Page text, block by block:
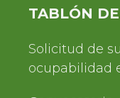
TABLÓN
Solicitud de
ocupabilidad